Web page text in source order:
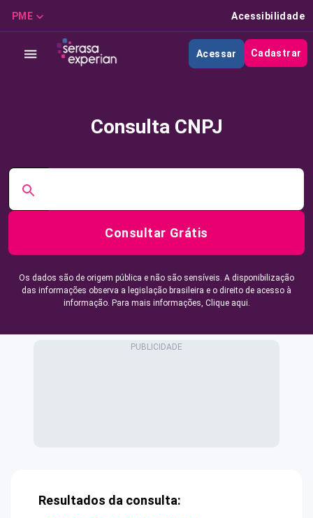
PME Acessibilidade
Acessar Cadastrar
Consulta CNPJ
Consultar Grátis
Os dados são de origem pública e não são sensíveis. A disponibilização
das informações observa a legislação brasileira e o direito de acesso à
informação. Para mais informações, Clique aqui.
Resultados da consulta: